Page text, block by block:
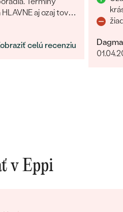
aj ozaj tovar
celú recenziu
v Eppi